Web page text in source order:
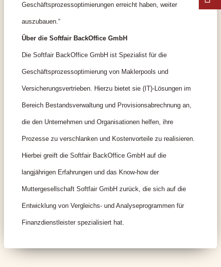
Geschäftsprozessoptimierungen erreicht haben, weiter
auszubauen.“
Über die Softfair BackOffice GmbH
Die Softfair BackOffice GmbH ist Spezialist für die
Geschäftsprozessoptimierung von Maklerpools und
Versicherungsvertrieben. Hierzu bietet sie (IT)-Lösungen im
Bereich Bestandsverwaltung und Provisionsabrechnung an,
die den Unternehmen und Organisationen helfen, ihre
Prozesse zu verschlanken und Kostenvorteile zu realisieren.
Hierbei greift die Softfair BackOffice GmbH auf die
langjährigen Erfahrungen und das Know-how der
Muttergesellschaft Softfair GmbH zurück, die sich auf die
Entwicklung von Vergleichs- und Analyseprogrammen für
Finanzdienstleister spezialisiert hat.